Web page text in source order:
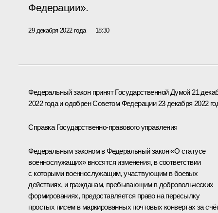
Федерации».
29 декабря 2022 года 18:30
Федеральный закон принят Государственной Думой 21
2022 года и одобрен Советом Федерации 23 декабря 2022
Справка Государственно-правового управления
Федеральным законом в Федеральный закон «О статусе
военнослужащих» вносятся изменения, в соответствии
с которыми военнослужащим, участвующим в боевых
действиях, и гражданам, пребывающим в добровольческих
формированиях, предоставляется право на пересылку
простых писем в маркированных почтовых конвертах за